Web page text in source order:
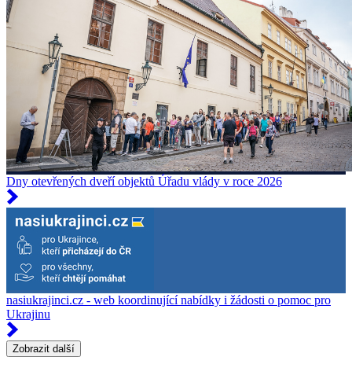
Dny otevřených dveří objektů Úřadu vlády v roce 2026
nasiukrajinci.cz - web koordinující nabídky i žádosti o pomoc pro
Ukrajinu
Zobrazit další